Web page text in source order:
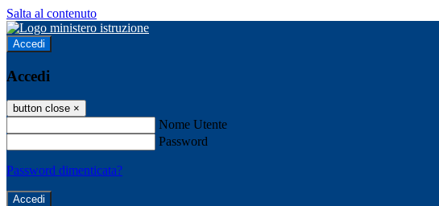
Salta al contenuto
Accedi
Accedi
button close ×
Nome Utente
Password
Password dimenticata?